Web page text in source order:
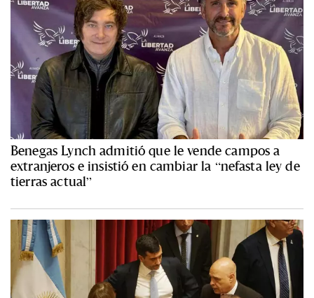
Benegas Lynch admitió que le vende campos a
extranjeros e insistió en cambiar la “nefasta ley de
tierras actual”